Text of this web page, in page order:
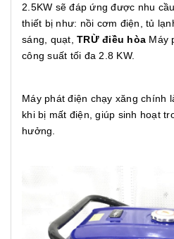
2.5KW sẽ đáp ứng được nhu
thiết bị như: nồi cơm điện, tủ
sáng, quạt, TRỪ điều hòa Máy
công suất tối đa 2.8 KW.
Máy phát điện chạy xăng chính
khi bị mất điện, giúp sinh hoạt
hưởng.